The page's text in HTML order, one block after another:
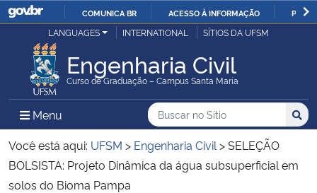
IR
O
COMUNICA BR ACESSO À INFORMAÇÃO
Ministério da Justiça e Segurança Pública
Ministério da Defesa
Ministério das Relações Exteriores
Ministério da Economia
LANGUAGES INTERNATIONAL SÍTIOS DA UFSM
Engenharia Civil
Curso de Graduação – Campus Santa Maria
Menu Menu Principal do Sítio
Busca
Buscar no no Sítio
Busca:
Você está aqui: UFSM > Engenharia Civil >SELEÇÃO
BOLSISTA: Projeto Dinâmica da água subsuperficial em
solos do Bioma Pampa